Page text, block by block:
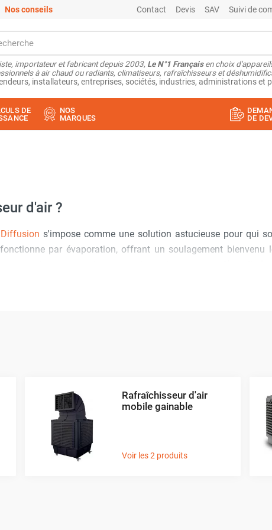
Nos conseils Contact Devis SAV Suivi de
importateur et fabricant depuis 2003, Le N°1 Françaisen choix
à air chaud ou radiants, climatiseurs, rafraîchisseurs et
installateurs, entreprises, sociétés, industries, administrations et
DE
NOS
MARQUES
DE
d'air ?
s'impose comme une solution astucieuse pour qui
par évaporation, offrant un soulagement bienvenu
l'air que vous respirez. Il ajoute de l'humidité à l'air, ce qui
choisir un environnement plus frais,plus sain et plus
déplacé facilement selon vos besoins, sans aucune
de l'environnement pour échapper à la chaleur.
Rafraîchisseur d'air
mobile gainable
Voir les 2 produits